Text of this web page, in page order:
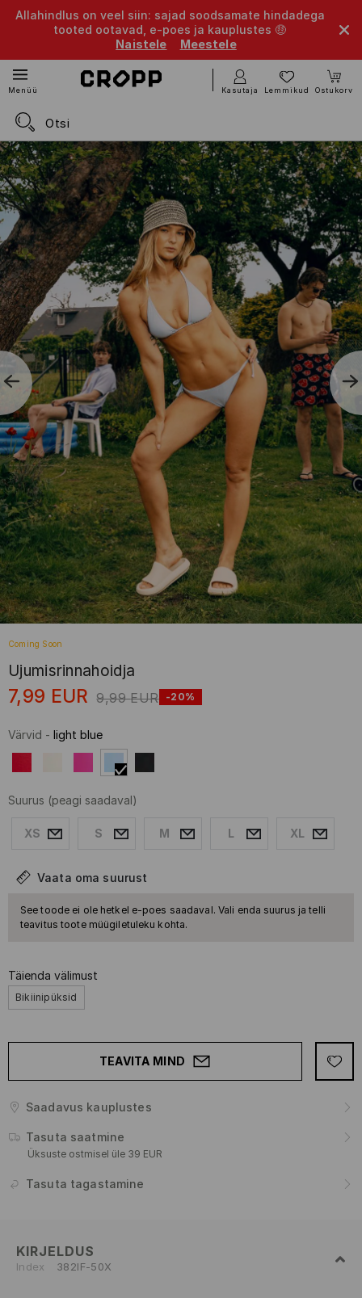
Allahindlus on veel siin: sajad soodsamate hindadega
tooted ootavad, e-poes ja kauplustes 🤑
Naistele
Meestele
Menüü Kasutaja Lemmikud Ostukorv
Coming Soon
Ujumisrinnahoidja
7,99 EUR 9,99 EUR -20%
Värvid - light blue
Suurus (peagi saadaval)
XS S M L XL
Vaata oma suurust
See toode ei ole hetkel e-poes saadaval. Vali enda suurus ja telli
teavitus toote müügiletuleku kohta.
Täienda välimust
Bikiinipüksid
TEAVITA MIND
Saadavus kauplustes
Tasuta saatmine
Üksuste ostmisel üle 39 EUR
Tasuta tagastamine
KIRJELDUS
Index 382IF-50X